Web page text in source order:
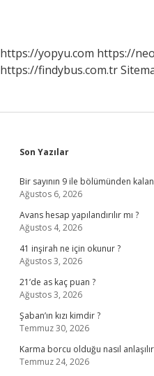
https://yopyu.com https://
https://findybus.com.tr
Sidebar
Son Yazılar
Bir sayının 9 ile bölümünden
Ağustos 6, 2026
Avans hesap yapılandırılır mı ?
Ağustos 4, 2026
41 inşirah ne için okunur ?
Ağustos 3, 2026
21’de as kaç puan ?
Ağustos 3, 2026
Şaban’ın kızı kimdir ?
Temmuz 30, 2026
Karma borcu olduğu nasıl
Temmuz 24, 2026